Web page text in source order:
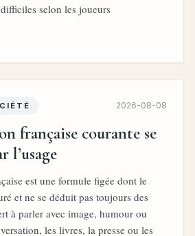
selon les joueurs
2026-08-08
française courante se
l’usage
est une formule figée dont le
et ne se déduit pas toujours des
à parler avec image, humour ou
les livres, la presse ou les